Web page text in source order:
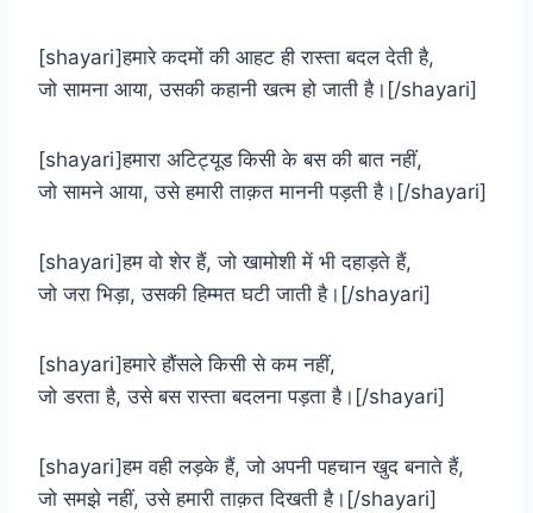
[shayari]हमारे कदमों की आहट ही रास्ता बदल देती है,
जो सामना आया, उसकी कहानी खत्म हो जाती है।[/shayari]
[shayari]हमारा अटिट्यूड किसी के बस की बात नहीं,
जो सामने आया, उसे हमारी ताक़त माननी पड़ती है।[/shayari]
[shayari]हम वो शेर हैं, जो खामोशी में भी दहाड़ते हैं,
जो जरा भिड़ा, उसकी हिम्मत घटी जाती है।[/shayari]
[shayari]हमारे हौंसले किसी से कम नहीं,
जो डरता है, उसे बस रास्ता बदलना पड़ता है।[/shayari]
[shayari]हम वही लड़के हैं, जो अपनी पहचान खुद बनाते हैं,
जो समझे नहीं, उसे हमारी ताक़त दिखती है।[/shayari]